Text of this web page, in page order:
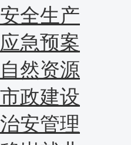
安全生产
应急预案
自然资源
市政建设
治安管理